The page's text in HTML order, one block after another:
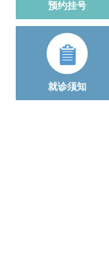
预约挂号
就诊须知